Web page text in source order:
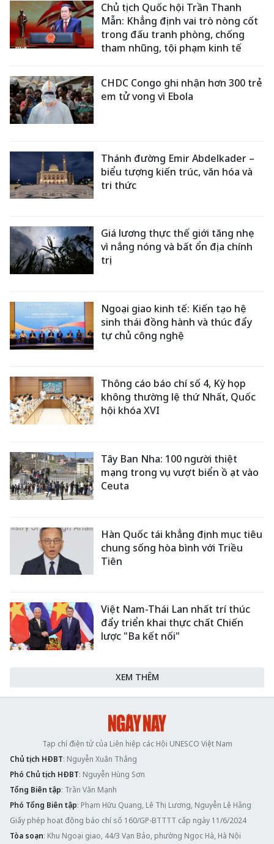
Chủ tịch Quốc hội Trần Thanh
Mẫn: Khẳng định vai trò nòng cốt
trong đấu tranh phòng, chống
tham nhũng, tội phạm kinh tế
CHDC Congo ghi nhận hơn 300 trẻ
em tử vong vì Ebola
Thánh đường Emir Abdelkader –
biểu tượng kiến trúc, văn hóa và
tri thức
Giá lương thực thế giới tăng nhẹ
vì nắng nóng và bất ổn địa chính
trị
Ngoại giao kinh tế: Kiến tạo hệ
sinh thái đồng hành và thúc đẩy
tự chủ công nghệ
Thông cáo báo chí số 4, Kỳ họp
không thường lệ thứ Nhất, Quốc
hội khóa XVI
Tây Ban Nha: 100 người thiệt
mạng trong vụ vượt biển ồ ạt vào
Ceuta
Hàn Quốc tái khẳng định mục tiêu
chung sống hòa bình với Triều
Tiên
Việt Nam-Thái Lan nhất trí thúc
đẩy triển khai thực chất Chiến
lược "Ba kết nối"
XEM THÊM
Tạp chí điện tử của Liên hiệp các Hội UNESCO Việt Nam
Chủ tịch HĐBT: Nguyễn Xuân Thắng
Phó Chủ tịch HĐBT: Nguyễn Hùng Sơn
Tổng Biên tập: Trần Văn Mạnh
Phó Tổng Biên tập: Phạm Hữu Quang, Lê Thị Lương, Nguyễn Lệ Hằng
Giấy phép hoạt động báo chí số 160/GP-BTTTT cấp ngày 11/6/2024
Tòa soạn: Khu Ngoại giao, 44/3 Vạn Bảo, phường Ngọc Hà, Hà Nội